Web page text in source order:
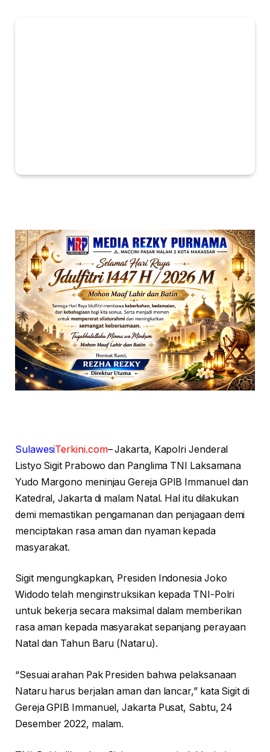
SulawesiTerkini.com– Jakarta, Kapolri Jenderal
Listyo Sigit Prabowo dan Panglima TNI Laksamana
Yudo Margono meninjau Gereja GPIB Immanuel dan
Katedral, Jakarta di malam Natal. Hal itu dilakukan
demi memastikan pengamanan dan penjagaan demi
menciptakan rasa aman dan nyaman kepada
masyarakat.
Sigit mengungkapkan, Presiden Indonesia Joko
Widodo telah menginstruksikan kepada TNI-Polri
untuk bekerja secara maksimal dalam memberikan
rasa aman kepada masyarakat sepanjang perayaan
Natal dan Tahun Baru (Nataru).
“Sesuai arahan Pak Presiden bahwa pelaksanaan
Nataru harus berjalan aman dan lancar,” kata Sigit di
Gereja GPIB Immanuel, Jakarta Pusat, Sabtu, 24
Desember 2022, malam.